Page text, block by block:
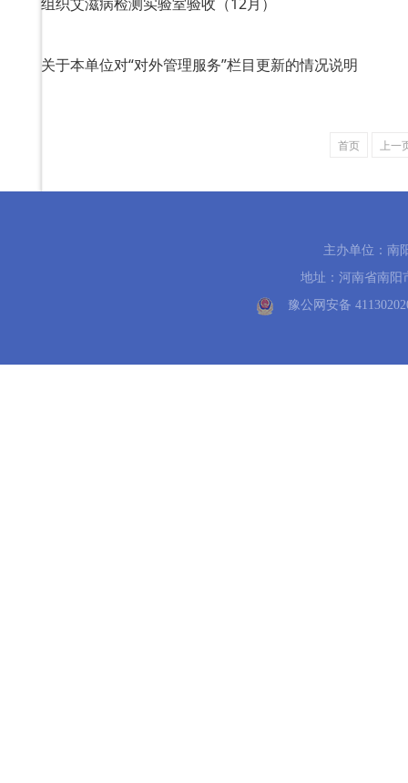
关于本单位对“对外管理服务”栏目更新的情况说明
首页 上一
主办单位：南
地址：河南省南阳
豫公网安备